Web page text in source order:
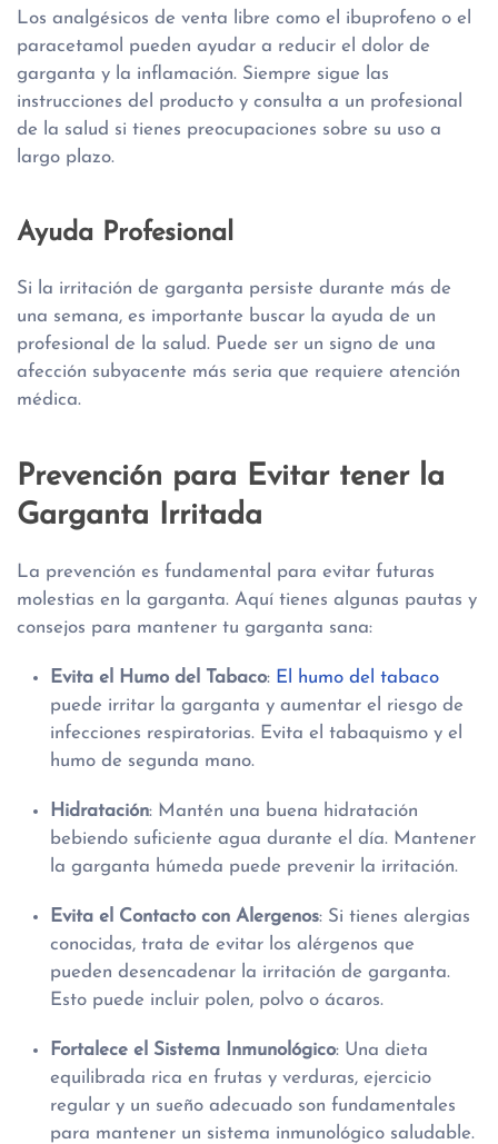
Los analgésicos de venta libre como el ibuprofeno o el
paracetamol pueden ayudar a reducir el dolor de
garganta y la inflamación. Siempre sigue las
instrucciones del producto y consulta a un profesional
de la salud si tienes preocupaciones sobre su uso a
largo plazo.
Ayuda Profesional
Si la irritación de garganta persiste durante más de
una semana, es importante buscar la ayuda de un
profesional de la salud. Puede ser un signo de una
afección subyacente más seria que requiere atención
médica.
Prevención para Evitar tener la
Garganta Irritada
La prevención es fundamental para evitar futuras
molestias en la garganta. Aquí tienes algunas pautas y
consejos para mantener tu garganta sana:
Evita el Humo del Tabaco: El humo del tabaco
puede irritar la garganta y aumentar el riesgo de
infecciones respiratorias. Evita el tabaquismo y el
humo de segunda mano.
Hidratación: Mantén una buena hidratación
bebiendo suficiente agua durante el día. Mantener
la garganta húmeda puede prevenir la irritación.
Evita el Contacto con Alergenos: Si tienes alergias
conocidas, trata de evitar los alérgenos que
pueden desencadenar la irritación de garganta.
Esto puede incluir polen, polvo o ácaros.
Fortalece el Sistema Inmunológico: Una dieta
equilibrada rica en frutas y verduras, ejercicio
regular y un sueño adecuado son fundamentales
para mantener un sistema inmunológico saludable.